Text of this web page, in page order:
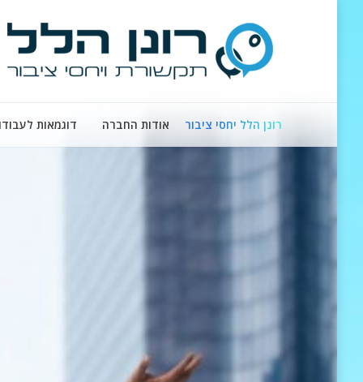
רונן הלל יחסי ציבור אודות החברה דוגמאות